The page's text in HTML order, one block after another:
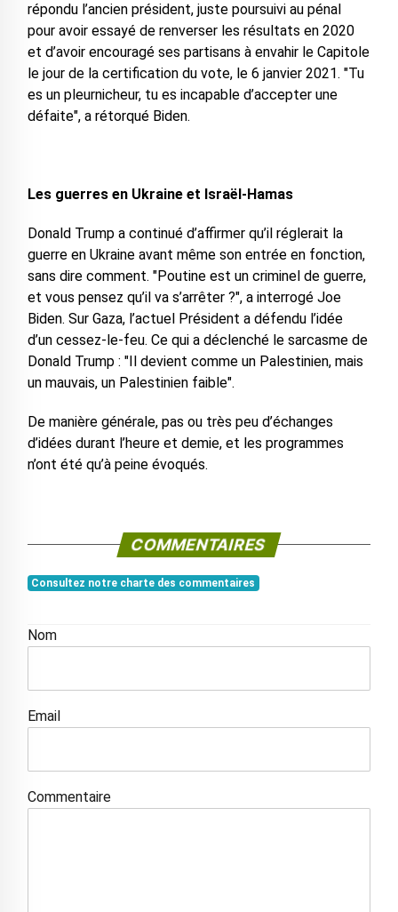
répondu l’ancien président, juste poursuivi au pénal
pour avoir essayé de renverser les résultats en 2020
et d’avoir encouragé ses partisans à envahir le Capitole
le jour de la certification du vote, le 6 janvier 2021. "Tu
es un pleurnicheur, tu es incapable d’accepter une
défaite", a rétorqué Biden.
Les guerres en Ukraine et Israël-Hamas
Donald Trump a continué d’affirmer qu’il réglerait la
guerre en Ukraine avant même son entrée en fonction,
sans dire comment. "Poutine est un criminel de guerre,
et vous pensez qu’il va s’arrêter ?", a interrogé Joe
Biden. Sur Gaza, l’actuel Président a défendu l’idée
d’un cessez-le-feu. Ce qui a déclenché le sarcasme de
Donald Trump : "Il devient comme un Palestinien, mais
un mauvais, un Palestinien faible".
De manière générale, pas ou très peu d’échanges
d’idées durant l’heure et demie, et les programmes
n’ont été qu’à peine évoqués.
COMMENTAIRES
Consultez notre charte des commentaires
Nom
Email
Commentaire